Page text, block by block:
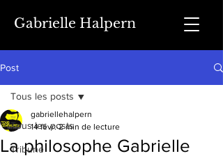
Gabrielle Halpern
Post
Tous les posts
Tribune
Tous les posts
La philosophe Gabrielle
gabriellehalpern
14 févr. 2 min de lecture